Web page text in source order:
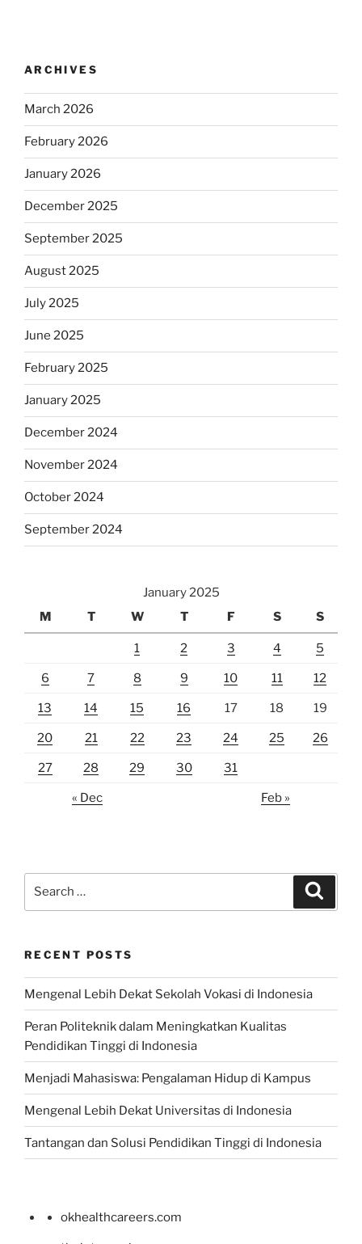
ARCHIVES
March 2026
February 2026
January 2026
December 2025
September 2025
August 2025
July 2025
June 2025
February 2025
January 2025
December 2024
November 2024
October 2024
September 2024
January 2025
M
T W T F S S
1 2 3 4 5
6 7 8 9 10 11 12
13 14 15 16 17 18 19
20 21 22 23 24 25 26
27 28 29 30 31
« Dec Feb »
RECENT POSTS
Mengenal Lebih Dekat Sekolah Vokasi di Indonesia
Peran Politeknik dalam Meningkatkan Kualitas
Pendidikan Tinggi di Indonesia
Menjadi Mahasiswa: Pengalaman Hidup di Kampus
Mengenal Lebih Dekat Universitas di Indonesia
Tantangan dan Solusi Pendidikan Tinggi di Indonesia
okhealthcareers.com